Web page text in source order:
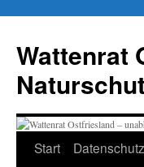
springen
Wattenrat
Start